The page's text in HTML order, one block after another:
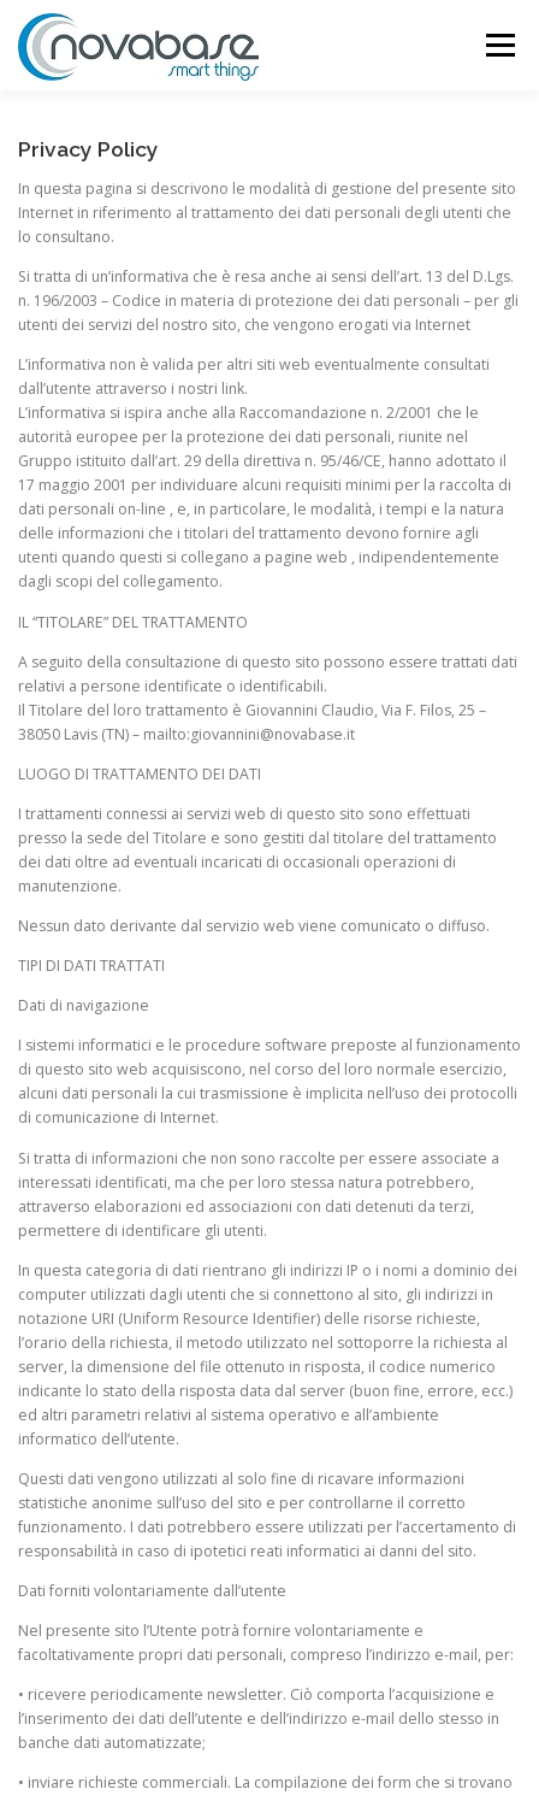
contenuto
Menu
NOVANET TRASPORTI FRIGO
TARATURA CONTATTI SUPPORTO
Privacy Policy
In questa pagina si descrivono le modalità di gestione del presente sito
Internet in riferimento al trattamento dei dati personali degli utenti che
lo consultano.
Si tratta di un’informativa che è resa anche ai sensi dell’art. 13 del D.Lgs.
n. 196/2003 – Codice in materia di protezione dei dati personali – per gli
utenti dei servizi del nostro sito, che vengono erogati via Internet
L’informativa non è valida per altri siti web eventualmente consultati
dall’utente attraverso i nostri link.
L’informativa si ispira anche alla Raccomandazione n. 2/2001 che le
autorità europee per la protezione dei dati personali, riunite nel
Gruppo istituito dall’art. 29 della direttiva n. 95/46/CE, hanno adottato il
17 maggio 2001 per individuare alcuni requisiti minimi per la raccolta di
dati personali on-line , e, in particolare, le modalità, i tempi e la natura
delle informazioni che i titolari del trattamento devono fornire agli
utenti quando questi si collegano a pagine web , indipendentemente
dagli scopi del collegamento.
IL “TITOLARE” DEL TRATTAMENTO
A seguito della consultazione di questo sito possono essere trattati dati
relativi a persone identificate o identificabili.
Il Titolare del loro trattamento è Giovannini Claudio, Via F. Filos, 25 –
38050 Lavis (TN) – mailto:giovannini@novabase.it
LUOGO DI TRATTAMENTO DEI DATI
I trattamenti connessi ai servizi web di questo sito sono effettuati
presso la sede del Titolare e sono gestiti dal titolare del trattamento
dei dati oltre ad eventuali incaricati di occasionali operazioni di
manutenzione.
Nessun dato derivante dal servizio web viene comunicato o diffuso.
TIPI DI DATI TRATTATI
Dati di navigazione
I sistemi informatici e le procedure software preposte al funzionamento
di questo sito web acquisiscono, nel corso del loro normale esercizio,
alcuni dati personali la cui trasmissione è implicita nell’uso dei protocolli
di comunicazione di Internet.
Si tratta di informazioni che non sono raccolte per essere associate a
interessati identificati, ma che per loro stessa natura potrebbero,
attraverso elaborazioni ed associazioni con dati detenuti da terzi,
permettere di identificare gli utenti.
In questa categoria di dati rientrano gli indirizzi IP o i nomi a dominio dei
computer utilizzati dagli utenti che si connettono al sito, gli indirizzi in
notazione URI (Uniform Resource Identifier) delle risorse richieste,
l’orario della richiesta, il metodo utilizzato nel sottoporre la richiesta al
server, la dimensione del file ottenuto in risposta, il codice numerico
indicante lo stato della risposta data dal server (buon fine, errore, ecc.)
ed altri parametri relativi al sistema operativo e all’ambiente
informatico dell’utente.
Questi dati vengono utilizzati al solo fine di ricavare informazioni
statistiche anonime sull’uso del sito e per controllarne il corretto
funzionamento. I dati potrebbero essere utilizzati per l’accertamento di
responsabilità in caso di ipotetici reati informatici ai danni del sito.
Dati forniti volontariamente dall’utente
Nel presente sito l’Utente potrà fornire volontariamente e
facoltativamente propri dati personali, compreso l’indirizzo e-mail, per:
• ricevere periodicamente newsletter. Ciò comporta l’acquisizione e
l’inserimento dei dati dell’utente e dell’indirizzo e-mail dello stesso in
banche dati automatizzate;
• inviare richieste commerciali. La compilazione dei form che si trovano
NB Chat Novabase
Ciao! Come posso aiutarti?